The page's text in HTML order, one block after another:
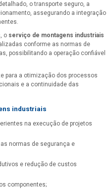
o transporte seguro, a
assegurando a integração
o serviço de montagens industriais
conforme as normas de
possibilitando a operação confiável
para a otimização dos processos
e a continuidade das
industriais
componentes;